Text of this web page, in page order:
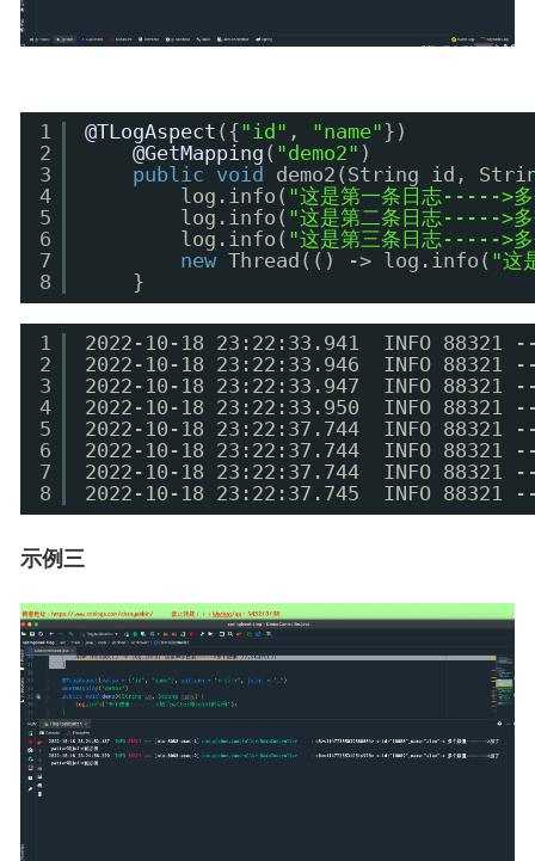
1
2
3
4
5
6
7
8
@TLogAspect ({"id" , "name"})
@GetMapping ( "demo2" )
public
void
demo2(String id,
log.info( "这是第一条日志----->
log.info( "这是第二条日志----->
log.info( "这是第三条日志----->
new Thread(() -> log.info( "这
}
1
2
3
4
5
6
7
8
2022-10-18 23:22:33.941  INFO
2022-10-18 23:22:33.946  INFO
2022-10-18 23:22:33.947  INFO
2022-10-18 23:22:33.950  INFO
2022-10-18 23:22:37.744  INFO
2022-10-18 23:22:37.744  INFO
2022-10-18 23:22:37.744  INFO
2022-10-18 23:22:37.745  INFO
示例三